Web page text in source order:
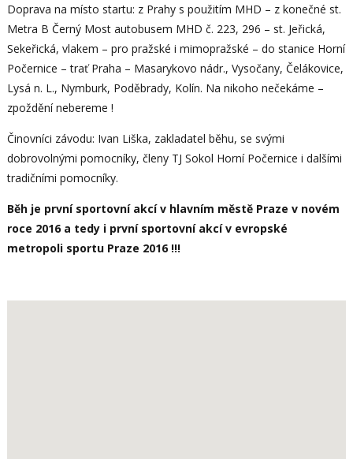
Doprava na místo startu: z Prahy s použitím MHD – z konečné st.
Metra B Černý Most autobusem MHD č. 223, 296 – st. Jeřická,
Sekeřická, vlakem – pro pražské i mimopražské – do stanice Horní
Počernice – trať Praha – Masarykovo nádr., Vysočany, Čelákovice,
Lysá n. L., Nymburk, Poděbrady, Kolín. Na nikoho nečekáme –
zpoždění nebereme !
Činovníci závodu: Ivan Liška, zakladatel běhu, se svými
dobrovolnými pomocníky, členy TJ Sokol Horní Počernice i dalšími
tradičními pomocníky.
Běh je první sportovní akcí v hlavním městě Praze v novém
roce 2016 a tedy i první sportovní akcí v evropské
metropoli sportu Praze 2016 !!!